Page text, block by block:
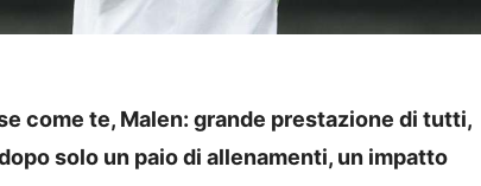
come te, Malen: grande prestazione di tutti,
solo un paio di allenamenti, un impatto